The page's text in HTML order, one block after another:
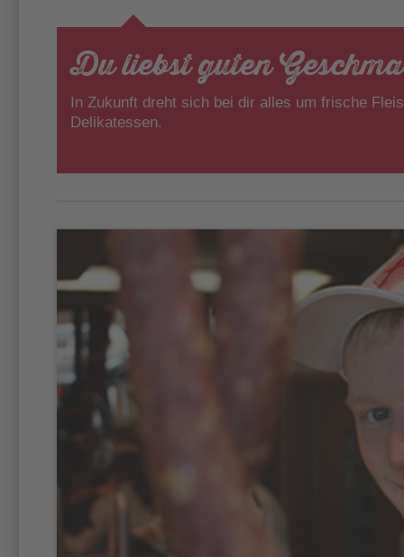
Du liebst guten
In Zukunft dreht sich bei dir alles um frische
Delikatessen.